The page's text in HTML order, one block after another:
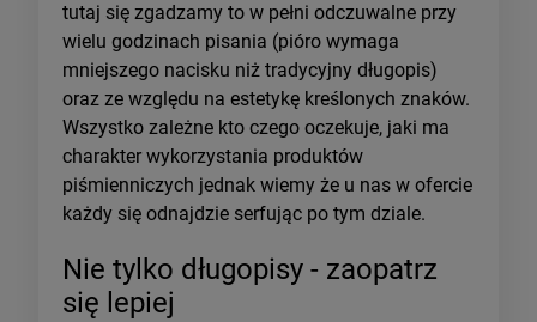
tutaj się zgadzamy to w pełni odczuwalne przy
wielu godzinach pisania (pióro wymaga
mniejszego nacisku niż tradycyjny długopis)
oraz ze względu na estetykę kreślonych znaków.
Wszystko zależne kto czego oczekuje, jaki ma
charakter wykorzystania produktów
piśmienniczych jednak wiemy że u nas w ofercie
każdy się odnajdzie serfując po tym dziale.
Nie tylko długopisy - zaopatrz
się lepiej